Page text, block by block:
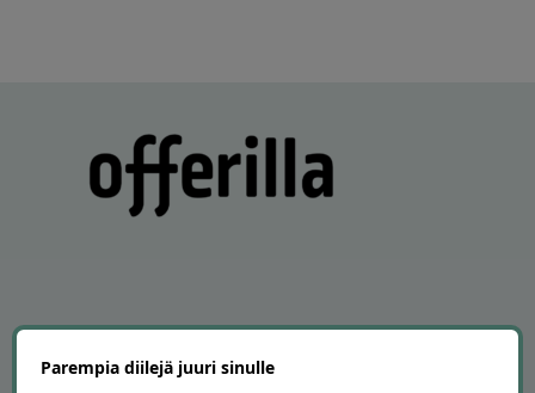
Peruuta tilaus
Parempia diilejä juuri sinulle